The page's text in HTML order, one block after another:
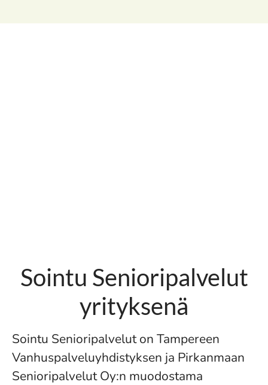
Sointu Senioripalvelut
yrityksenä
Sointu Senioripalvelut on Tampereen
Vanhuspalveluyhdistyksen ja Pirkanmaan
Senioripalvelut Oy:n muodostama